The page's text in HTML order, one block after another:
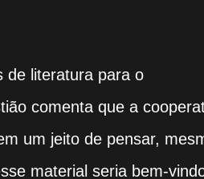
de literatura para o
comenta que a
um jeito de pensar,
material seria bem-